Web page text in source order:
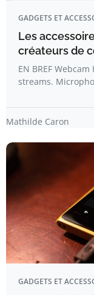
GADGETS ET
Les
créateurs de
EN BREF
streams.
Mathilde Caron
GADGETS ET